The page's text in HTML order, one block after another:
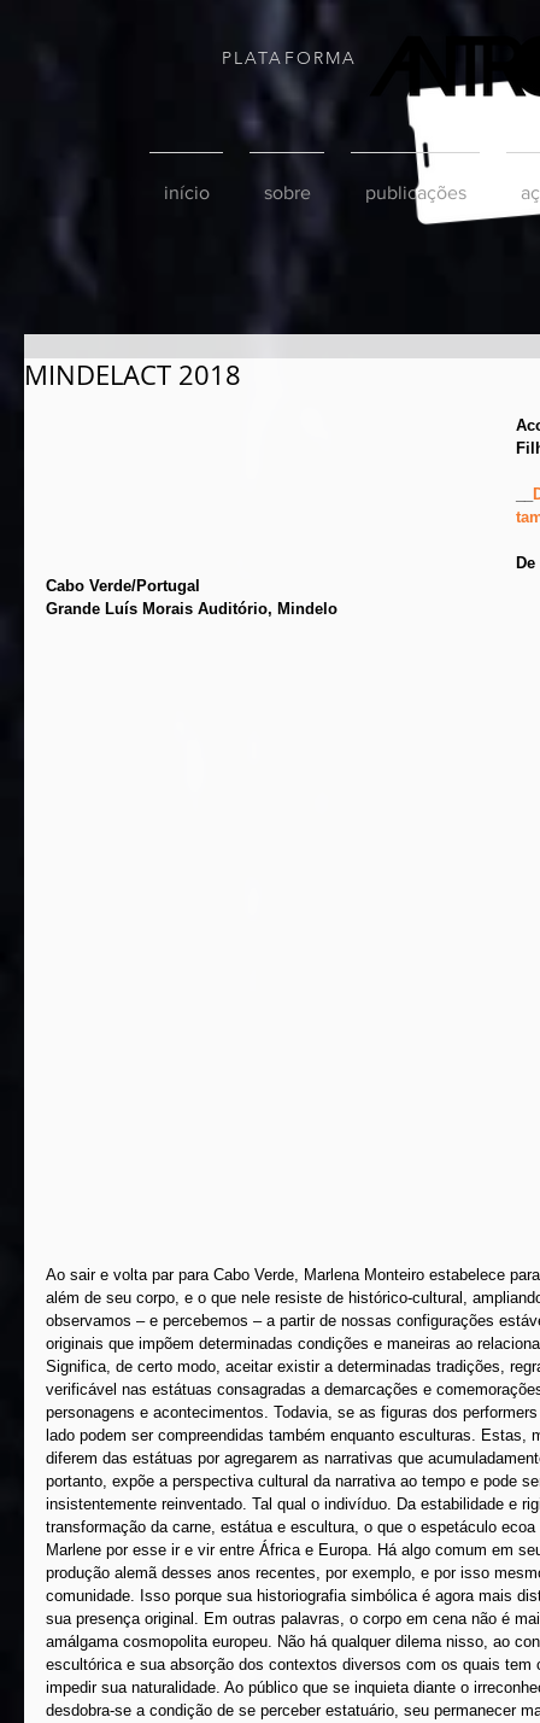
PLATAFORMA
início sobre publicações
MINDELACT 2018
Cabo Verde/Portugal
Grande Luís Morais Auditório, Mindelo
Ao sair e volta par para Cabo Verde, Marlena Monteiro estabelece
além de seu corpo, e o que nele resiste de histórico-cultural,
observamos – e percebemos – a partir de nossas configurações
originais que impõem determinadas condições e maneiras ao
Significa, de certo modo, aceitar existir a determinadas tradições,
verificável nas estátuas consagradas a demarcações e
personagens e acontecimentos. Todavia, se as figuras dos
lado podem ser compreendidas também enquanto esculturas.
diferem das estátuas por agregarem as narrativas que
portanto, expõe a perspectiva cultural da narrativa ao tempo e pode
insistentemente reinventado. Tal qual o indivíduo. Da estabilidade e
transformação da carne, estátua e escultura, o que o espetáculo
Marlene por esse ir e vir entre África e Europa. Há algo comum em
produção alemã desses anos recentes, por exemplo, e por isso
comunidade. Isso porque sua historiografia simbólica é agora mais
sua presença original. Em outras palavras, o corpo em cena não é
amálgama cosmopolita europeu. Não há qualquer dilema nisso, ao
escultórica e sua absorção dos contextos diversos com os quais
impedir sua naturalidade. Ao público que se inquieta diante o
desdobra-se a condição de se perceber estatuário, seu permanecer